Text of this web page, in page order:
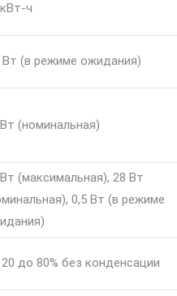
ч
Вт (в режиме ожидания)
(номинальная)
(максимальная), 28 Вт
0,5 Вт (в режиме
до 80% без конденсации